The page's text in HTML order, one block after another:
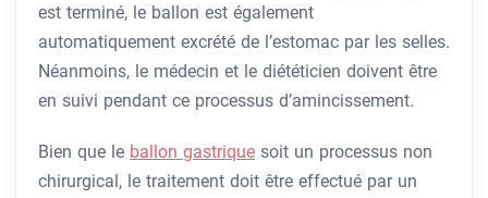
est terminé, le ballon est également
automatiquement excrété de l’estomac par les selles.
Néanmoins, le médecin et le diététicien doivent être
en suivi pendant ce processus d’amincissement.
Bien que le ballon gastrique soit un processus non
chirurgical, le traitement doit être effectué par un